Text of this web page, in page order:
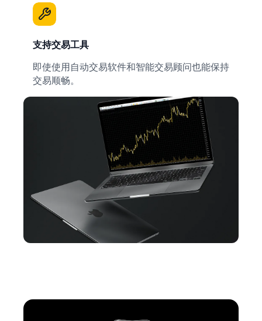
支持交易工具
即使使用自动交易软件和智能交易顾问也能保持
交易顺畅。